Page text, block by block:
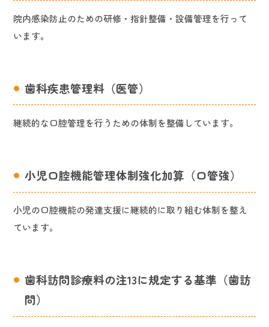
院内感染防止のための研修・指針整備・設備管理を行って
います。
歯科疾患管理料（医管）
継続的な口腔管理を行うための体制を整備しています。
小児口腔機能管理体制強化加算（口管強）
小児の口腔機能の発達支援に継続的に取り組む体制を整え
ています。
歯科訪問診療料の注13に規定する基準（歯訪
問）